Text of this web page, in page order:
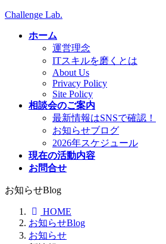
コ
ナ
Challenge Lab.
ホーム
運営理念
ITスキルを磨くとは
About Us
Privacy Policy
Site Policy
相談会のご案内
最新情報はSNSで確認！
お知らせブログ
2026年スケジュール
現在の活動内容
お問合せ
お知らせBlog
HOME
お知らせBlog
お知らせ